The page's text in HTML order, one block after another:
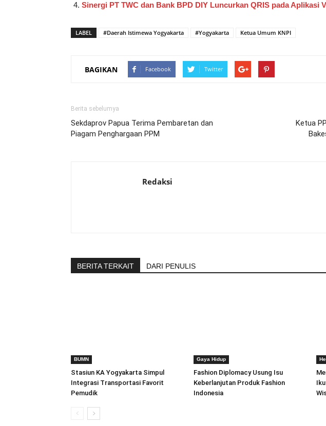
Sinergi PT TWC dan Bank BPD DIY Luncurkan QRIS pada Aplikasi
LABEL #Daerah Istimewa Yogyakarta #Yogyakarta Ketua Umum KNPI
BAGIKAN Facebook Twitter
Berita sebelumya
Sekdaprov Papua Terima Pembaretan dan
Piagam Penghargaan PPM
Ketua
Redaksi
BERITA TERKAIT DARI PENULIS
BUMN
Stasiun KA Yogyakarta Simpul
Integrasi Transportasi Favorit
Pemudik
Gaya Hidup
Fashion Diplomacy Usung Isu
Keberlanjutan Produk Fashion
Indonesia